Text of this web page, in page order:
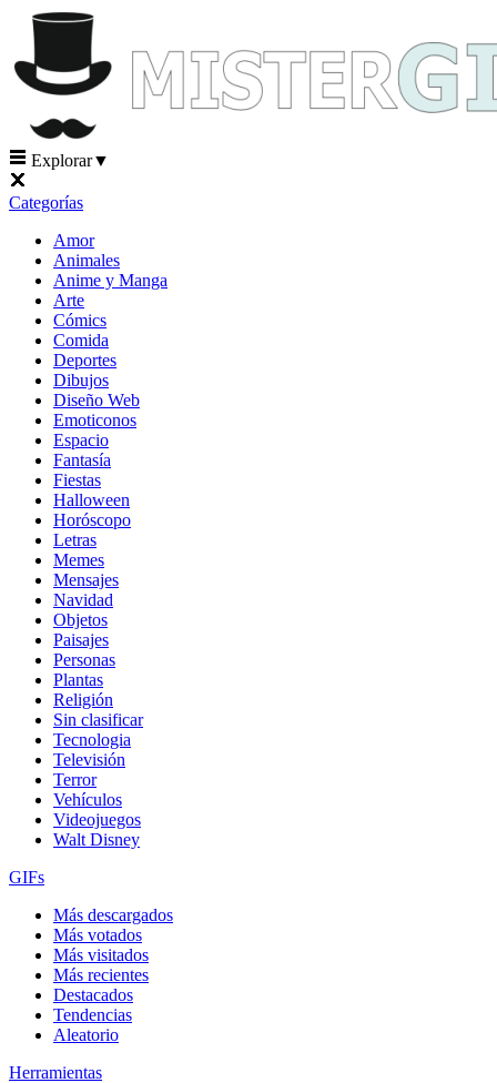
Explorar▼
Categorías
Amor
Animales
Anime y Manga
Arte
Cómics
Comida
Deportes
Dibujos
Diseño Web
Emoticonos
Espacio
Fantasía
Fiestas
Halloween
Horóscopo
Letras
Memes
Mensajes
Navidad
Objetos
Paisajes
Personas
Plantas
Religión
Sin clasificar
Tecnologia
Televisión
Terror
Vehículos
Videojuegos
Walt Disney
GIFs
Más descargados
Más votados
Más visitados
Más recientes
Destacados
Tendencias
Aleatorio
Herramientas